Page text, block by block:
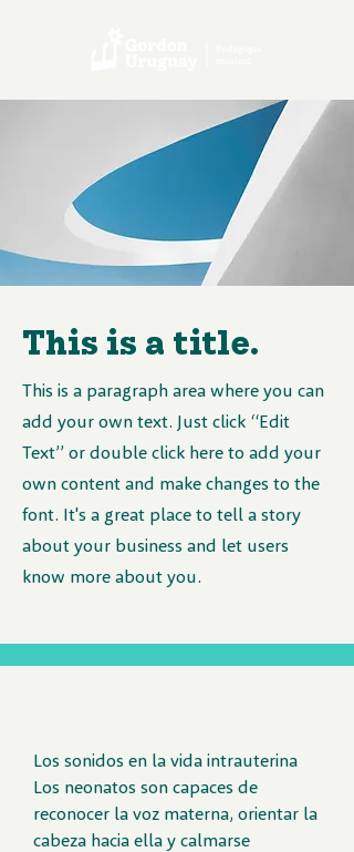
This is a title.
This is a paragraph area where you can
add your own text. Just click “Edit
Text” or double click here to add your
own content and make changes to the
font. It's a great place to tell a story
about your business and let users
know more about you.
Los sonidos en la vida intrauterina
Los neonatos son capaces de
reconocer la voz materna, orientar la
cabeza hacia ella y calmarse